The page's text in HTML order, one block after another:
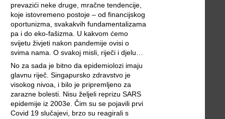
prevazići neke druge, mračne tendencije,
koje istovremeno postoje – od financijskog
oportunizma, svakakvih fundamentalizama
pa i do eko-fašizma. U kakvom ćemo
svijetu živjeti nakon pandemije ovisi o
svima nama. O svakoj misli, riječi i djelu…
No za sada je bitno da epidemiolozi imaju
glavnu riječ. Singapursko zdravstvo je
visokog nivoa, i bilo je pripremljeno za
zarazne bolesti. Nisu željeli reprizu SARS
epidemije iz 2003e. Čim su se pojavili prvi
Covid 19 slučajevi, brzo su reagirali s